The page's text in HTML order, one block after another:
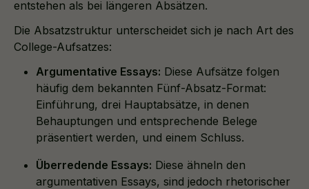
entstehen als bei längeren Absätzen.
Die Absatzstruktur unterscheidet sich je nach Art des
College-Aufsatzes:
Argumentative Essays: Diese Aufsätze folgen
häufig dem bekannten Fünf-Absatz-Format:
Einführung, drei Hauptabsätze, in denen
Behauptungen und entsprechende Belege
präsentiert werden, und einem Schluss.
Überredende Essays: Diese ähneln den
argumentativen Essays, sind jedoch rhetorischer